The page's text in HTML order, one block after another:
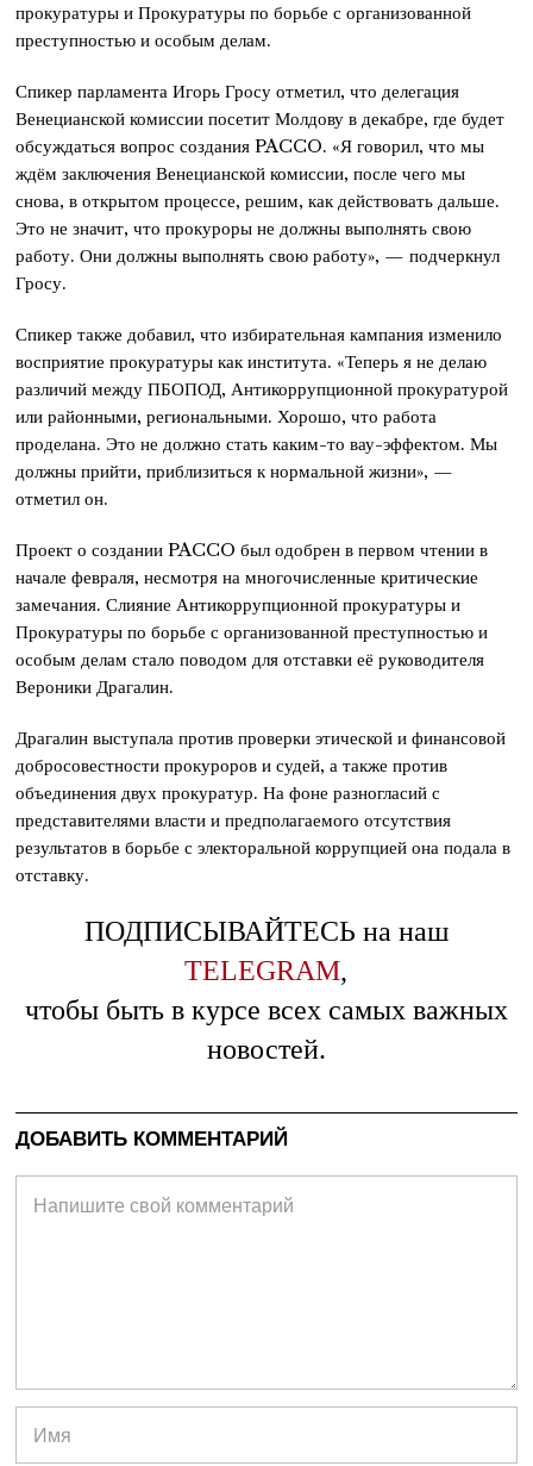
прокуратуры и Прокуратуры по борьбе с организованной
преступностью и особым делам.
Спикер парламента Игорь Гросу отметил, что делегация
Венецианской комиссии посетит Молдову в декабре, где будет
обсуждаться вопрос создания PACCO. «Я говорил, что мы
ждём заключения Венецианской комиссии, после чего мы
снова, в открытом процессе, решим, как действовать дальше.
Это не значит, что прокуроры не должны выполнять свою
работу. Они должны выполнять свою работу», — подчеркнул
Гросу.
Спикер также добавил, что избирательная кампания изменило
восприятие прокуратуры как института. «Теперь я не делаю
различий между ПБОПОД, Антикоррупционной прокуратурой
или районными, региональными. Хорошо, что работа
проделана. Это не должно стать каким-то вау-эффектом. Мы
должны прийти, приблизиться к нормальной жизни», —
отметил он.
Проект о создании PACCO был одобрен в первом чтении в
начале февраля, несмотря на многочисленные критические
замечания. Слияние Антикоррупционной прокуратуры и
Прокуратуры по борьбе с организованной преступностью и
особым делам стало поводом для отставки её руководителя
Вероники Драгалин.
Драгалин выступала против проверки этической и финансовой
добросовестности прокуроров и судей, а также против
объединения двух прокуратур. На фоне разногласий с
представителями власти и предполагаемого отсутствия
результатов в борьбе с электоральной коррупцией она подала в
отставку.
ПОДПИСЫВАЙТЕСЬ на наш
TELEGRAM,
чтобы быть в курсе всех самых важных
новостей.
ДОБАВИТЬ КОММЕНТАРИЙ